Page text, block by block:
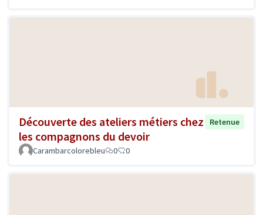
Découverte des ateliers métiers chez
les compagnons du devoir
Retenue
Carambarcolorebleu 0 0